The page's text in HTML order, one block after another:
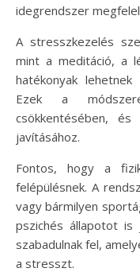
idegrendszer
A stresszkezelés
mint a meditáció, a
hatékonyak
Ezek a
csökkentésében,
javításához.
Fontos, hogy a
felépülésnek. A
vagy bármilyen
pszichés állapotot is
szabadulnak fel,
a stresszt.